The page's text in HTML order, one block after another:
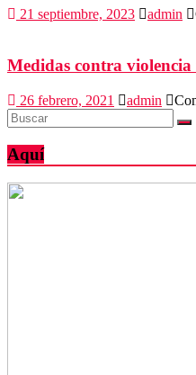
21 septiembre, 2023 admin
Medidas contra
26 febrero, 2021 admin
Aquí